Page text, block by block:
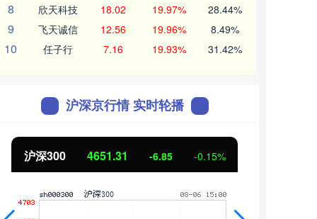
8 欣天科技 18.02 19.97% 28.44%
9 飞天诚信 12.56 19.96% 8.49%
10 任子行 7.16 19.93% 31.42%
沪深京行情 实时轮播
北证50 1122.88 3.42 0.30%